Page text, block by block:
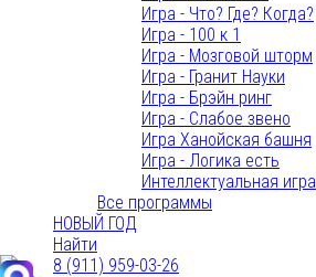
Игра - Что? Где? Когда?
Игра - 100 к 1
Игра - Мозговой шторм
Игра - Гранит Науки
Игра - Брэйн ринг
Игра - Слабое звено
Игра Ханойская башня
Игра - Логика есть
Интеллектуальная игра
Все программы
НОВЫЙ ГОД
Найти
8 (911) 959-03-26